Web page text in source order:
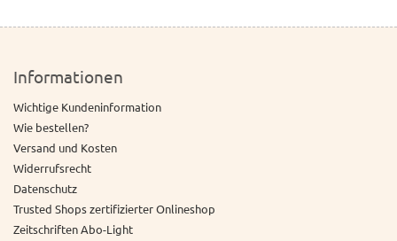
Informationen
Wichtige Kundeninformation
Wie bestellen?
Versand und Kosten
Widerrufsrecht
Datenschutz
Trusted Shops zertifizierter Onlineshop
Zeitschriften Abo-Light